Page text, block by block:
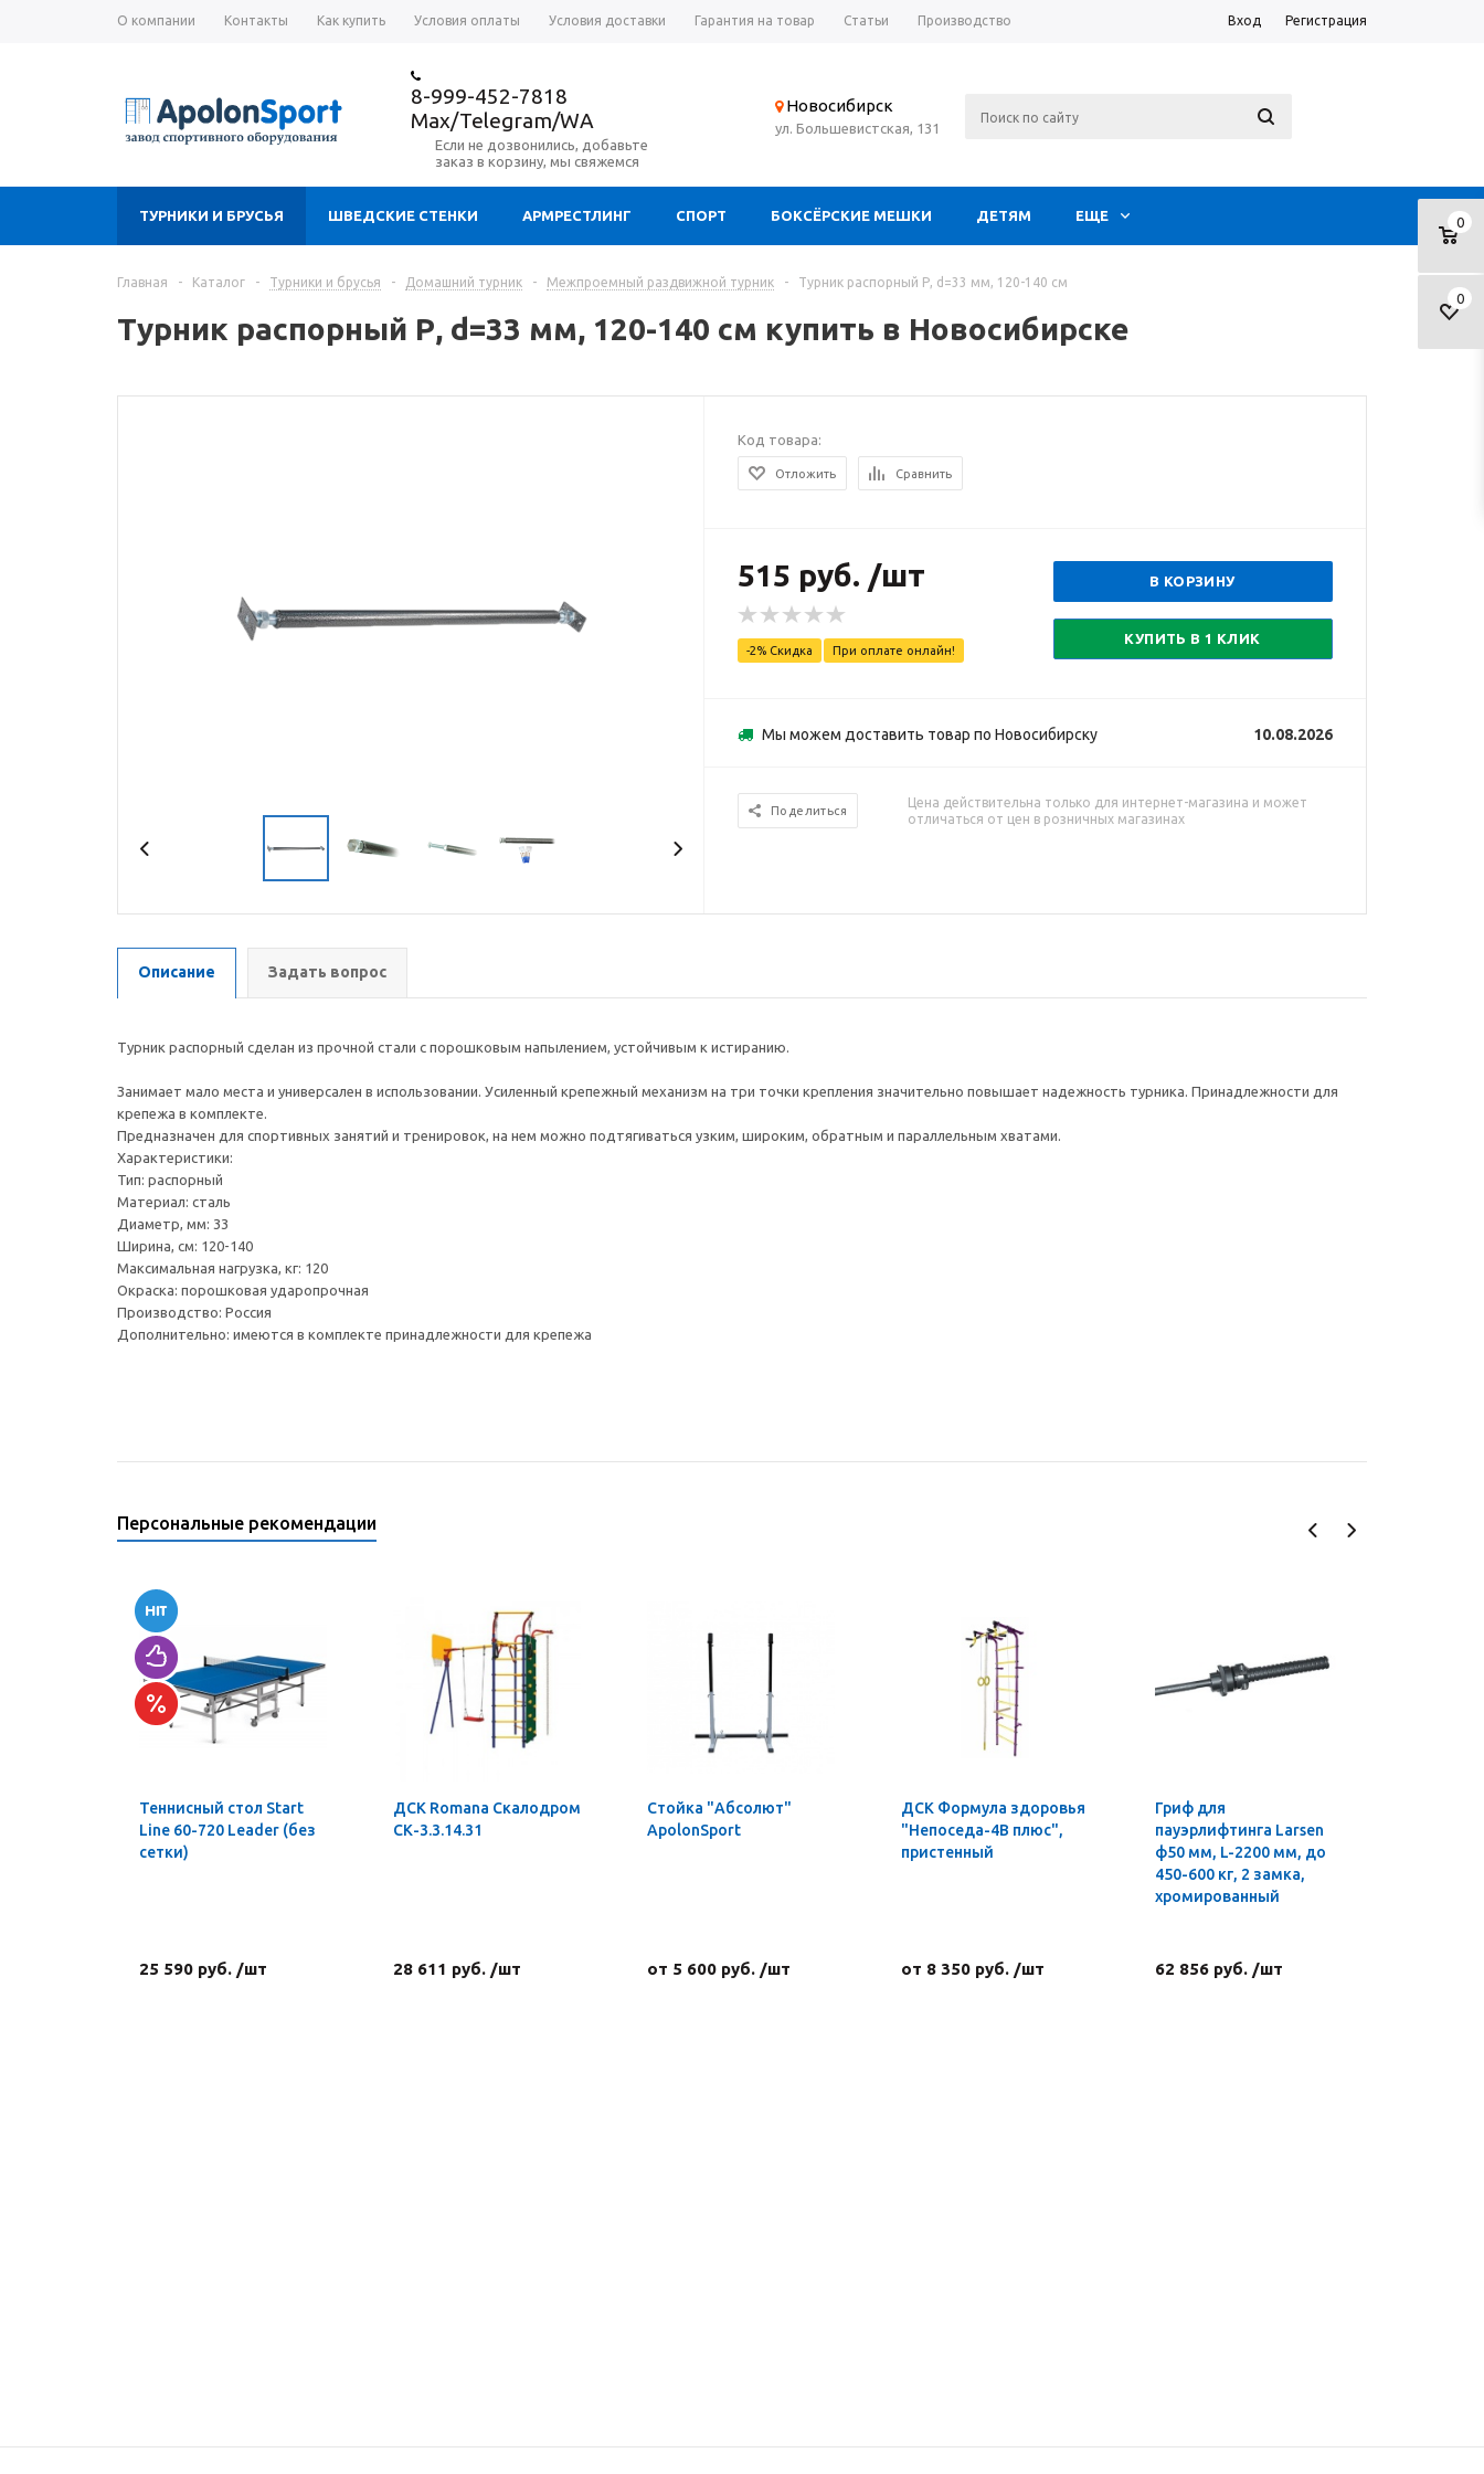
О компании Контакты Как купить Условия оплаты Условия доставки Гарантия на товар Статьи Производство Вход Регистрация
8-999-452-7818
Max/Telegram/WA
Если не дозвонились, добавьте
заказ в корзину, мы свяжемся
Новосибирск
ул. Большевистская, 131
0
0
ТУРНИКИ И БРУСЬЯ ШВЕДСКИЕ СТЕНКИ АРМРЕСТЛИНГ СПОРТ БОКСЁРСКИЕ МЕШКИ ДЕТЯМ ЕЩЕ
Главная - Каталог - Турники и брусья - Домашний турник - Межпроемный раздвижной турник - Турник распорный Р, d=33 мм, 120-140 см
Турник распорный Р, d=33 мм, 120-140 см купить в Новосибирске
Код товара:
Отложить Сравнить
515 руб. /шт
-2% Скидка При оплате онлайн!
В КОРЗИНУ
КУПИТЬ В 1 КЛИК
Мы можем доставить товар по Новосибирску 10.08.2026
Поделиться
Цена действительна только для интернет-магазина и может
отличаться от цен в розничных магазинах
Описание Задать вопрос
Турник распорный сделан из прочной стали с порошковым напылением, устойчивым к истиранию.
Занимает мало места и универсален в использовании. Усиленный крепежный механизм на три точки крепления значительно повышает надежность турника. Принадлежности для
крепежа в комплекте.
Предназначен для спортивных занятий и тренировок, на нем можно подтягиваться узким, широким, обратным и параллельным хватами.
Характеристики:
Тип: распорный
Материал: сталь
Диаметр, мм: 33
Ширина, см: 120-140
Максимальная нагрузка, кг: 120
Окраска: порошковая ударопрочная
Производство: Россия
Дополнительно: имеются в комплекте принадлежности для крепежа
Персональные рекомендации
Теннисный стол Start
Line 60-720 Leader (без
сетки)
25 590 руб. /шт
ДСК Romana Скалодром
СК-3.3.14.31
28 611 руб. /шт
Стойка "Абсолют"
ApolonSport
от 5 600 руб. /шт
ДСК Формула здоровья
"Непоседа-4В плюс",
пристенный
от 8 350 руб. /шт
Гриф для
пауэрлифтинга Larsen
ф50 мм, L-2200 мм, до
450-600 кг, 2 замка,
хромированный
62 856 руб. /шт